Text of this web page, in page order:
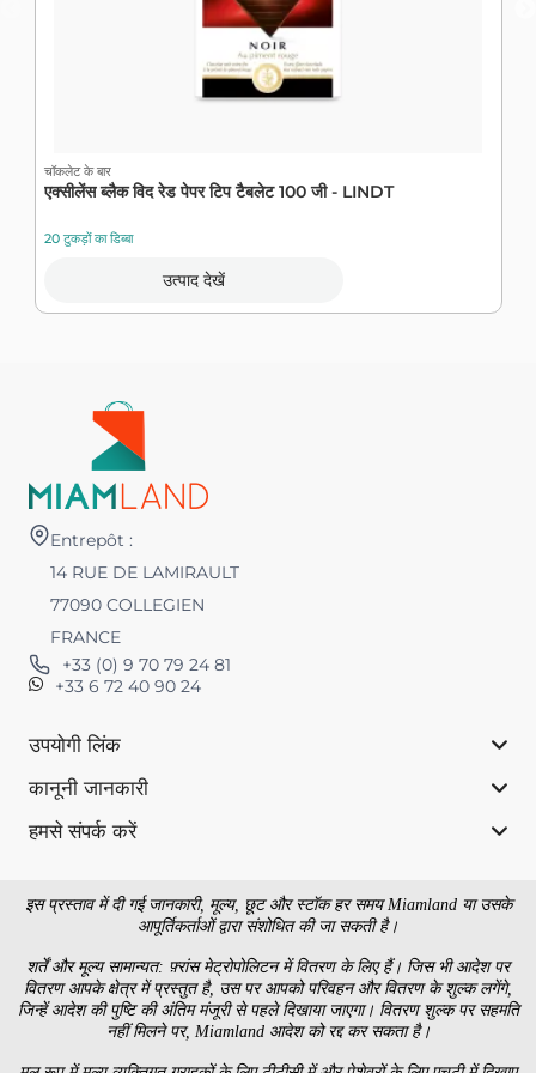
चॉकलेट के बार
एक्सीलेंस ब्लैक विद रेड पेपर टिप टैबलेट 100 जी - LINDT
20 टुकड़ों का डिब्बा
उत्पाद देखें
Entrepôt :
14 RUE DE LAMIRAULT
77090 COLLEGIEN
FRANCE
+33 (0) 9 70 79 24 81
+33 6 72 40 90 24
उपयोगी लिंक
कानूनी जानकारी
हमसे संपर्क करें
इस प्रस्ताव में दी गई जानकारी, मूल्य, छूट और स्टॉक हर समय Miamland या उसके
आपूर्तिकर्ताओं द्वारा संशोधित की जा सकती है।
शर्तें और मूल्य सामान्यत: फ़्रांस मेट्रोपोलिटन में वितरण के लिए हैं। जिस भी आदेश पर
वितरण आपके क्षेत्र में प्रस्तुत है, उस पर आपको परिवहन और वितरण के शुल्क लगेंगे,
जिन्हें आदेश की पुष्टि की अंतिम मंजूरी से पहले दिखाया जाएगा। वितरण शुल्क पर सहमति
नहीं मिलने पर, Miamland आदेश को रद्द कर सकता है।